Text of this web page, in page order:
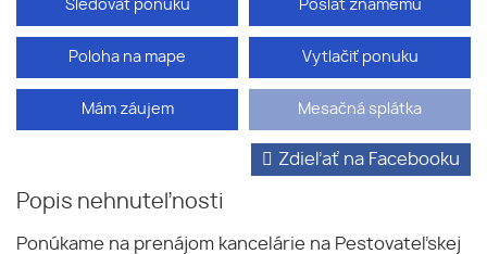
Sledovať ponuku Poslať známemu
Poloha na mape Vytlačiť ponuku
Mám záujem Mesačná splátka
Popis nehnuteľnosti
Zdieľať na Facebooku
Ponúkame na prenájom kancelárie na Pestovateľskej